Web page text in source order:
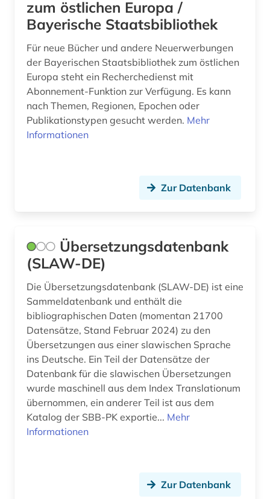
politik (2)
portal (1)
post (1)
quelle (2)
quellenkunde (1)
russland (2)
sachsen (1)
schweiz (1)
serbien (5)
serbien (süd) (1)
siedlungsgeschichte (1)
slawische sprachen (1)
slawistik (3)
Ukraine (11)
Ungarn (11)
Zypern (1)
zum östlichen Europa /
Bayerische Staatsbibliothek
Für neue Bücher und andere Neuerwerbungen
der Bayerischen Staatsbibliothek zum östlichen
Europa steht ein Recherchedienst mit
Abonnement-Funktion zur Verfügung. Es kann
nach Themen, Regionen, Epochen oder
Publikationstypen gesucht werden. Mehr
Informationen
Zur Datenbank
Übersetzungsdatenbank
(SLAW-DE)
Die Übersetzungsdatenbank (SLAW-DE) ist eine
Sammeldatenbank und enthält die
bibliographischen Daten (momentan 21700
Datensätze, Stand Februar 2024) zu den
Übersetzungen aus einer slawischen Sprache
ins Deutsche. Ein Teil der Datensätze der
Datenbank für die slawischen Übersetzungen
wurde maschinell aus dem Index Translationum
übernommen, ein anderer Teil ist aus dem
Katalog der SBB-PK exportie... Mehr
Informationen
Zur Datenbank